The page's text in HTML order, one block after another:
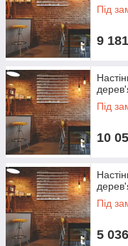
Під
9 181
Під
10
Під
5 036